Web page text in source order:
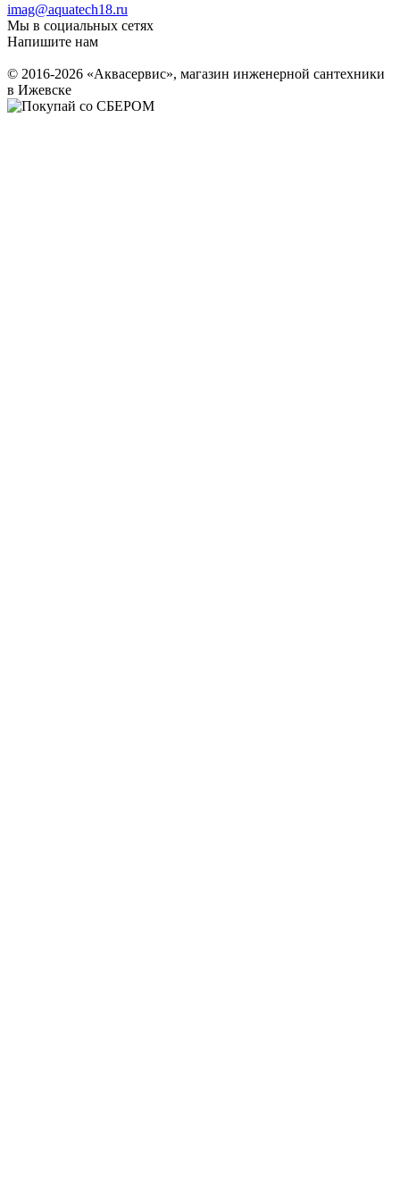
imag@aquatech18.ru
Мы в социальных сетях
Напишите нам
© 2016-2026 «Аквасервис», магазин инженерной сантехники
в Ижевске